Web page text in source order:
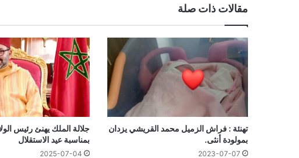
مقالات ذات صلة
تهنئة : فراش الزميل محمد القريشي يزدان
بمولودة أنثى.
2023-07-07
جلالة الملك يهنئ رئيس
بمناسبة عيد الاستقلال
2025-07-04